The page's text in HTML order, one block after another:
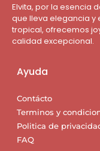
Elvita, por la esencia
que lleva elegancia y
tropical, ofrecemos
calidad excepcional.
Ayuda
Contácto
Terminos y
Politica de
FAQ